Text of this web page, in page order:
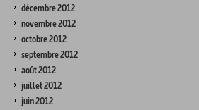
décembre 2012
novembre 2012
octobre 2012
septembre 2012
août 2012
juillet 2012
juin 2012